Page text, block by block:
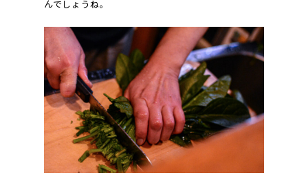
んでしょうね。